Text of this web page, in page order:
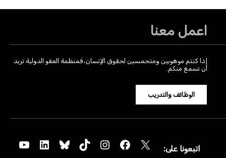
اعمل معنا
إذا كنتم موهوبين ومتحمسين لحقوق الإنسان، فمنظمة العفو الدولية تريد
أن تسمع منكم.
الوظائف والتدريب
اتبعونا على: X
Facebook
Instagram
TikTok
Bluesky
LinkedIn
YouTube